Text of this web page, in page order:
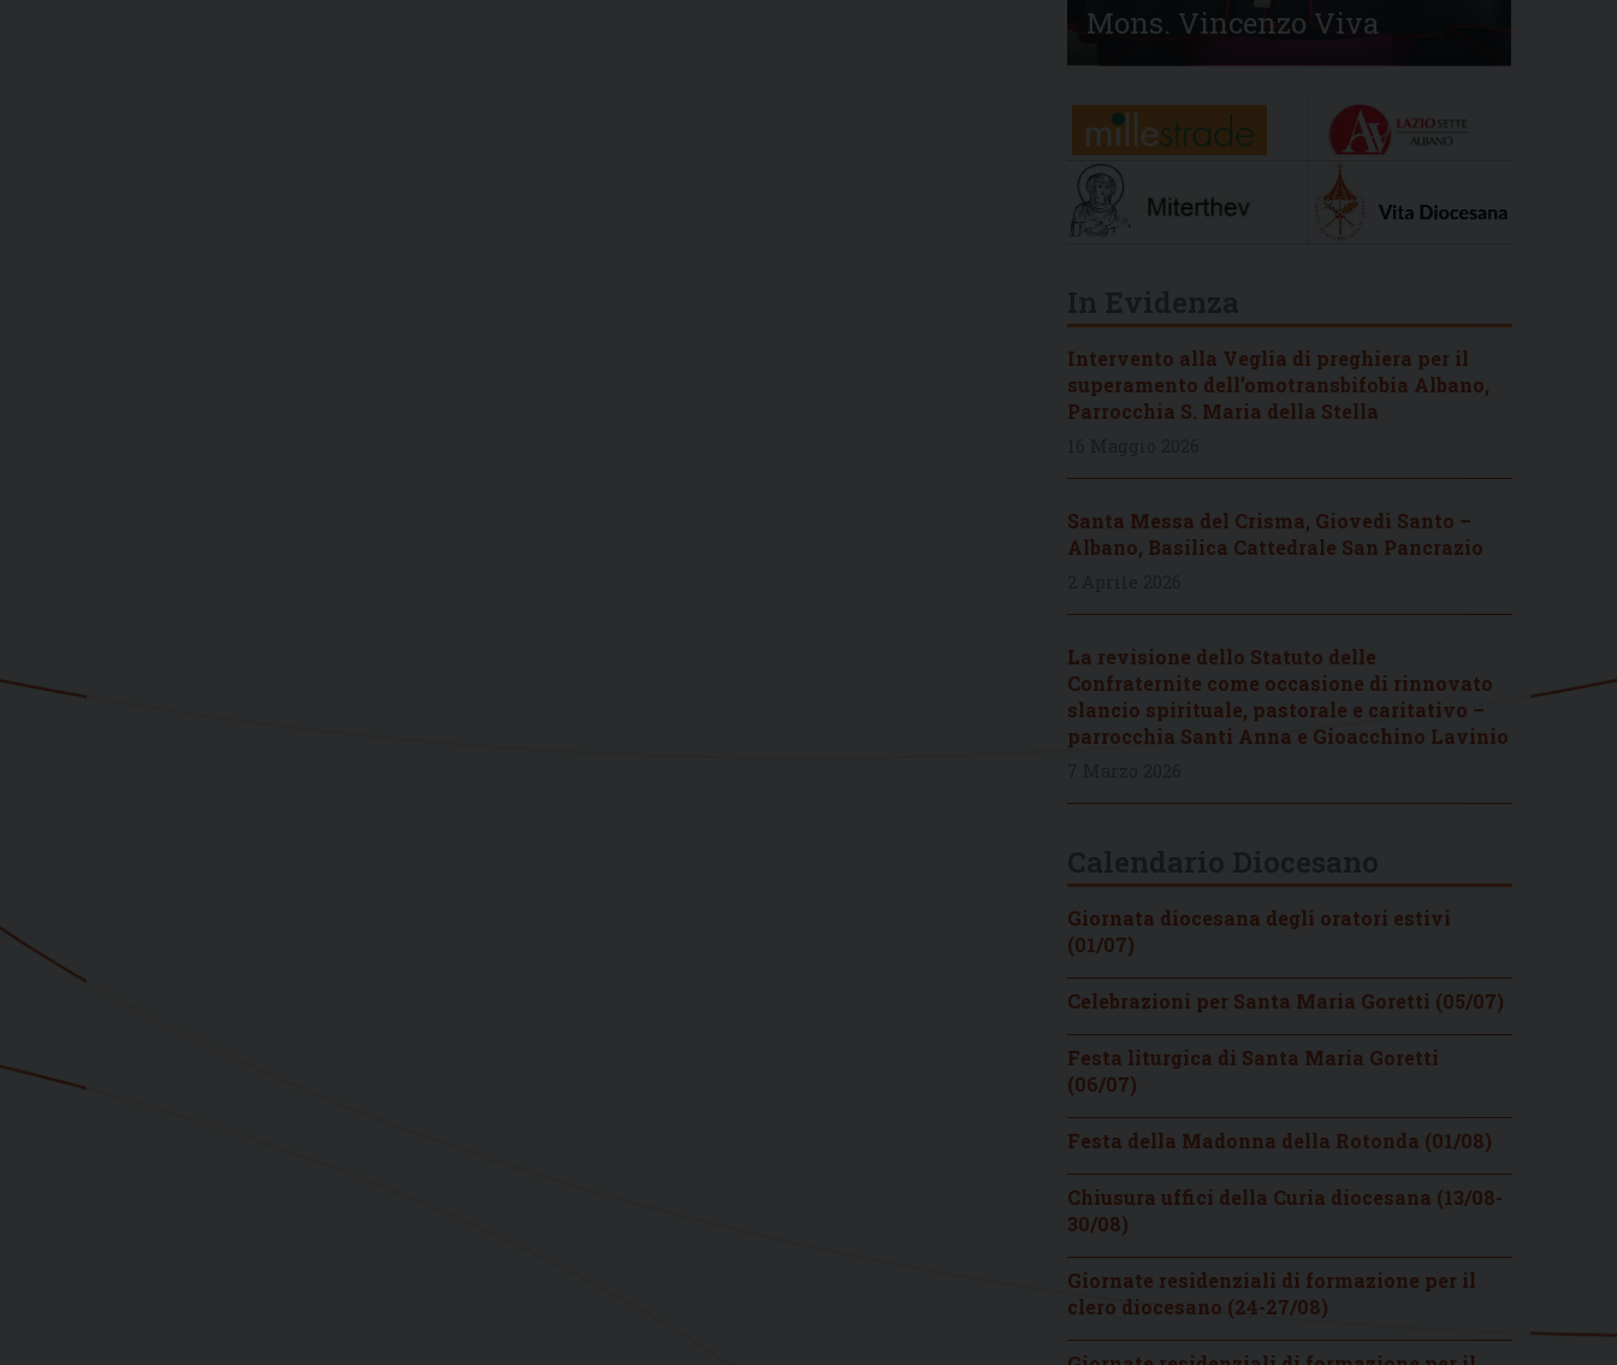
Mons. Vincenzo Viva
Intervento alla Veglia di preghiera per il
superamento dell’omotransbifobia Albano,
Parrocchia S. Maria della Stella
Santa Messa del Crisma, Giovedì Santo –
Albano, Basilica Cattedrale San Pancrazio
La revisione dello Statuto delle
Confraternite come occasione di rinnovato
slancio spirituale, pastorale e caritativo –
parrocchia Santi Anna e Gioacchino Lavinio
Giornata diocesana degli oratori estivi
(01/07)
Celebrazioni per Santa Maria Goretti (05/07)
Festa liturgica di Santa Maria Goretti
(06/07)
Festa della Madonna della Rotonda (01/08)
Chiusura uffici della Curia diocesana (13/08-
30/08)
Giornate residenziali di formazione per il
clero diocesano (24-27/08)